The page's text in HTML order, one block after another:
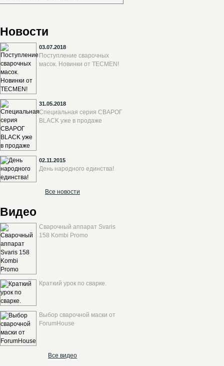
Новости
03.07.2018
Поступление сварочных
масок. Новинки от TECMEN!
31.05.2018
Специальная серия СВАРОГ
BLACK уже в продаже
02.11.2015
День народного единства!
Все новости
Видео
Сварочный аппарат Svaris
158 Kombi Promo
Краткий урок по сварке.
Выбор сварочной маски от
ForumHouse
Все видео